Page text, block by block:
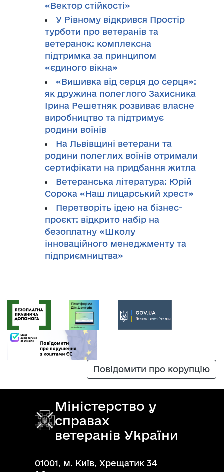
«Вектор стійкості»
У Рівному відкрився Простір
турботи про ветеранів та
ветеранок: комплексна
підтримка за принципом
«єдиного вікна»
«Вишивка від серця до серця»:
як дружина полеглого Захисника
Ірина Решетняк розвиває власне
виробництво та підтримує
родини воїнів
На Львівщині ветерани та
родини полеглих воїнів отримали
сертифікати на придбання житла
Ветеранська література: Юрій
Сорока «Наш лицарський хрест»
Перетворіть ідею на бізнес-
проєкт: відкрито набір на
безоплатну «Школу
інноваційного менеджменту та
підприємництва»
Повідомити про корупцію
Міністерство у
справах
ветеранів України
01001, м. Київ, Хрещатик 34